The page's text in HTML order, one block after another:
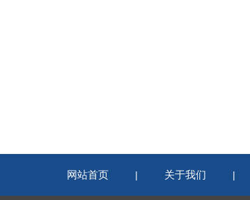
网站首页 | 关于我们 |